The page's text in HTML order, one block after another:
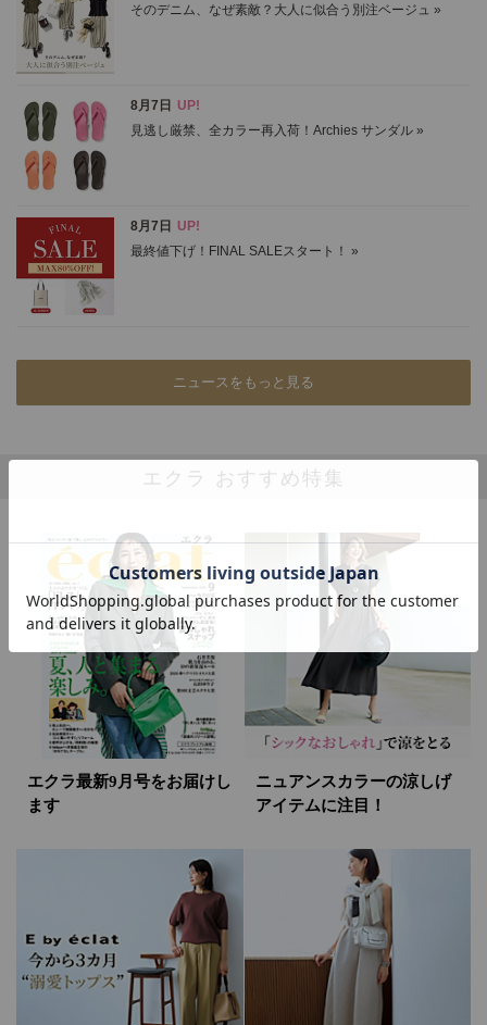
ニュースをもっと見る
エクラ おすすめ特集
エクラ最新9月号をお届けし
ます
ニュアンスカラーの涼しげ
アイテムに注目！